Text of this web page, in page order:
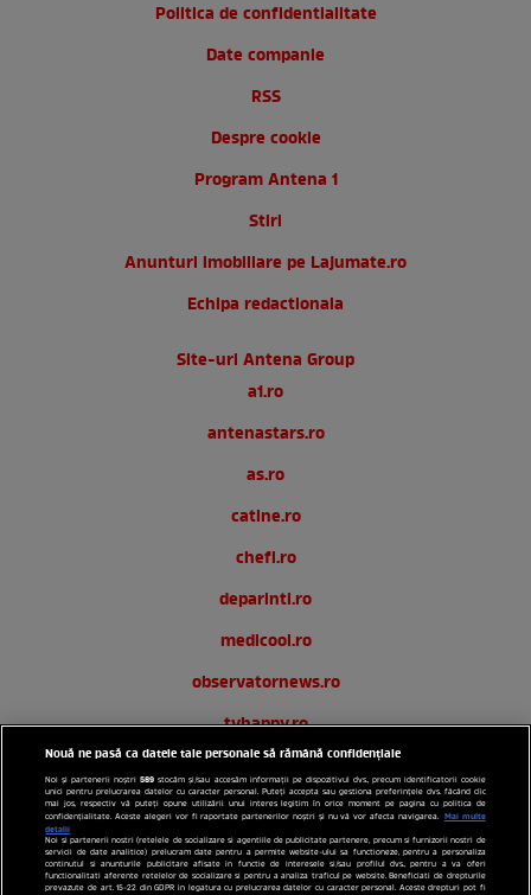
Politica de confidentialitate
Date companie
RSS
Despre cookie
Program Antena 1
Stiri
Anunturi imobiliare pe Lajumate.ro
Echipa redactionala
Site-uri Antena Group
a1.ro
antenastars.ro
as.ro
catine.ro
chefi.ro
deparinti.ro
medicool.ro
observatornews.ro
tvhappy.ro
useit.ro
zutv.ro
Trends AntenaPLAY
Nouă ne pasă ca datele tale personale să rămână confidențiale
Noi și partenerii noștri589 stocăm și/sau accesăm informații pe dispozitivul dvs., precum identificatorii cookie
unici pentru prelucrarea datelor cu caracter personal. Puteți accepta sau gestiona preferințele dvs. făcând clic
mai jos, respectiv vă puteți opune utilizării unui interes legitim în orice moment pe pagina cu politica de
confidențialitate. Aceste alegeri vor fi raportate partenerilor noștri și nu vă vor afecta navigarea. Mai multe
detalii
Noi si partenerii nostri (retelele de socializare si agentiile de publicitate partenere, precum si furnizorii nostri de
servicii de date analitice) prelucram date pentru a permite website-ului sa functioneze, pentru a personaliza
continutul si anunturile publicitare afisate in functie de interesele si/sau profilul dvs., pentru a va oferi
functionalitati aferente retelelor de socializare si pentru a analiza traficul pe website. Beneficiati de drepturile
prevazute de art. 15-22 din GDPR in legatura cu prelucrarea datelor cu caracter personal. Aceste drepturi pot fi